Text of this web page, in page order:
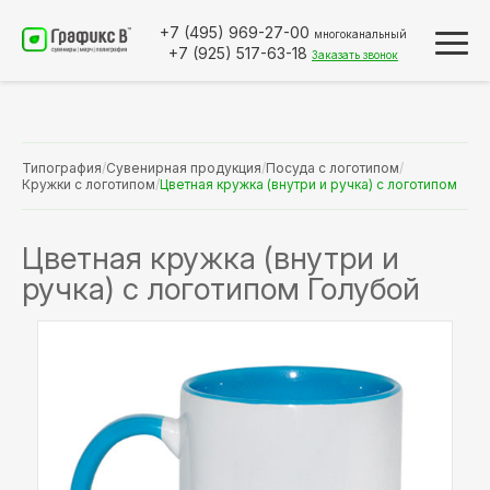
+7 (495) 969-27-00 многоканальный
+7 (925) 517-63-18 Заказать звонок
Типография/Сувенирная продукция/Посуда с логотипом/
Кружки с логотипом/Цветная кружка (внутри и ручка) с логотипом
Цветная кружка (внутри и
ручка) с логотипом Голубой